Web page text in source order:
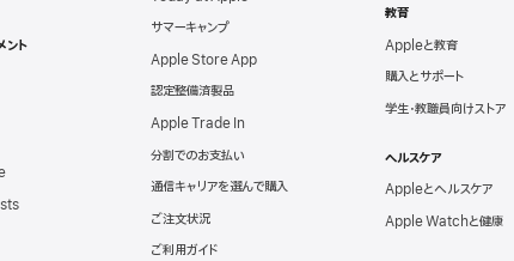
ント
サマーキャンプ
Apple Store App
認定整備済製品
Apple Trade In
分割でのお支払い
通信キャリアを選んで購入
ご注文状況
ご利用ガイド
教育
Appleと教育
購入とサポート
学生・教職員向けストア
ヘルスケア
Appleとヘルスケア
Apple Watchと健康